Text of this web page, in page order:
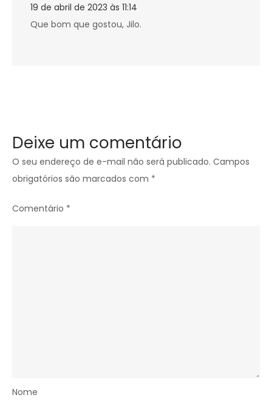
19 de abril de 2023 às 11:14
Que bom que gostou, Jilo.
Deixe um comentário
O seu endereço de e-mail não será publicado. Campos
obrigatórios são marcados com *
Comentário *
Nome